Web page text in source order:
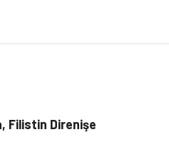
Filistin Direnişe